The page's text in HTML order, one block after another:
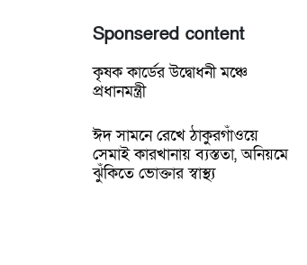
Sponsered content
কৃষক কার্ডের উদ্বোধনী মঞ্চে
প্রধানমন্ত্রী
ঈদ সামনে রেখে ঠাকুরগাঁওয়ে
সেমাই কারখানায় ব্যস্ততা, অনিয়মে
ঝুঁকিতে ভোক্তার স্বাস্থ্য